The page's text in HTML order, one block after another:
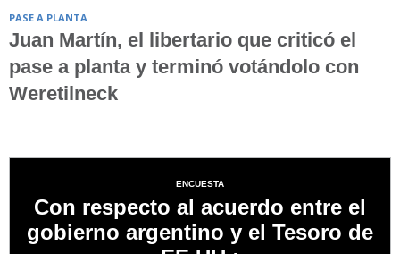
PASE A PLANTA
Juan Martín, el libertario que criticó el
pase a planta y terminó votándolo con
Weretilneck
ENCUESTA
Con respecto al acuerdo entre el
gobierno argentino y el Tesoro de